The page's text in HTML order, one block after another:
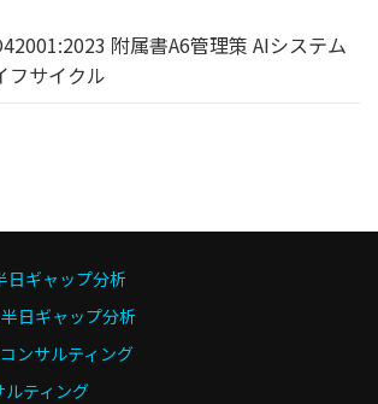
附属書A6管理策 AIシステム
フサイクル
日ギャップ分析
日ギャップ分析
ンサルティング
ルティング